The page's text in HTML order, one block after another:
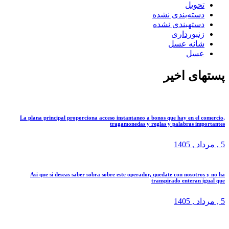
نشده
نشده
عسل
اخیر
La plana principal proporciona acceso instantaneo a bonos que hay en el
tragamonedas y reglas y palabras
, 1405
Asi que si deseas saber sobra sobre este operador, quedate con
transpirado enteran
, 1405